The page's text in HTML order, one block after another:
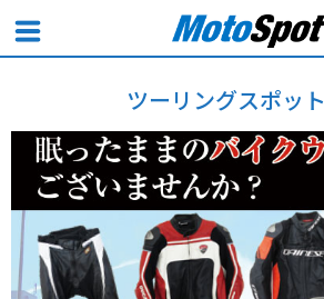
ツーリングスポット